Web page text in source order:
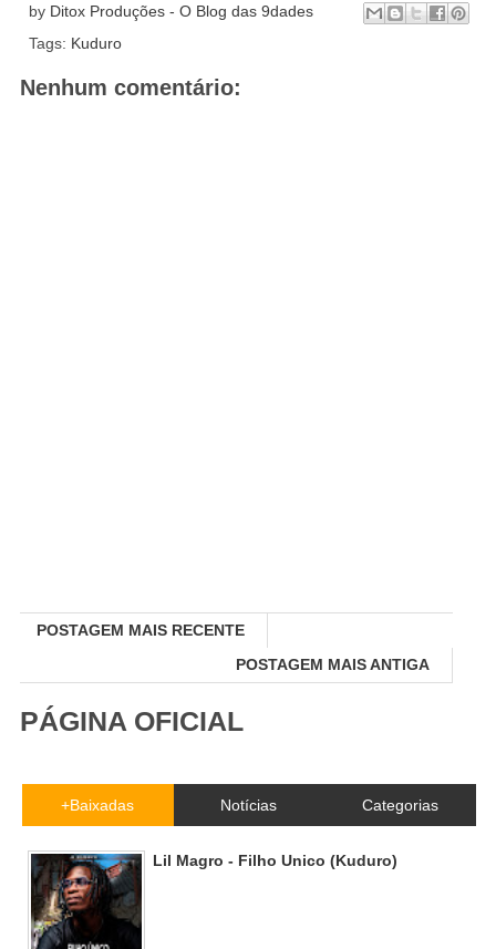
by Ditox Produções - O Blog das 9dades
Tags: Kuduro
Nenhum comentário:
POSTAGEM MAIS RECENTE
POSTAGEM MAIS ANTIGA
PÁGINA OFICIAL
+Baixadas Notícias Categorias
Lil Magro - Filho Unico (Kuduro)